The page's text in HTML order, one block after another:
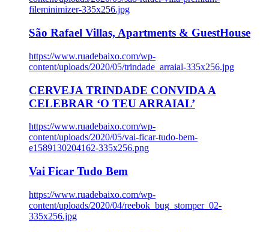
fileminimizer-335x256.jpg
São Rafael Villas, Apartments & GuestHouse
https://www.ruadebaixo.com/wp-
content/uploads/2020/05/trindade_arraial-335x256.jpg
CERVEJA TRINDADE CONVIDA A
CELEBRAR ‘O TEU ARRAIAL’
https://www.ruadebaixo.com/wp-
content/uploads/2020/05/vai-ficar-tudo-bem-
e1589130204162-335x256.png
Vai Ficar Tudo Bem
https://www.ruadebaixo.com/wp-
content/uploads/2020/04/reebok_bug_stomper_02-
335x256.jpg